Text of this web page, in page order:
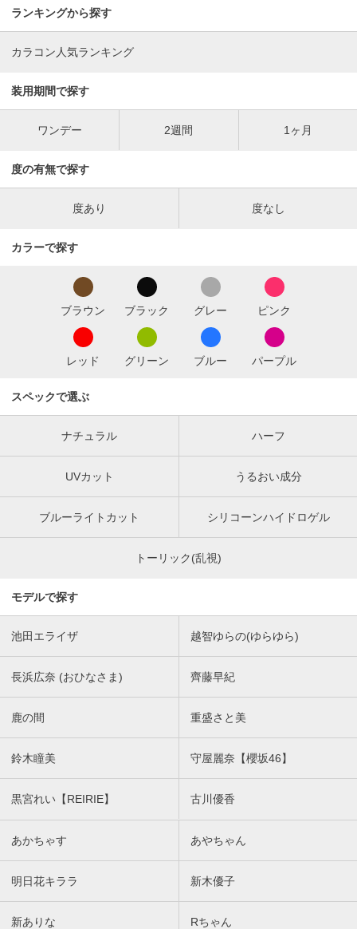
ランキングから探す
カラコン人気ランキング
装用期間で探す
ワンデー 2週間 1ヶ月
度の有無で探す
度あり 度なし
カラーで探す
ブラウン ブラック グレー ピンク
レッド グリーン ブルー パープル
スペックで選ぶ
ナチュラル ハーフ
UVカット うるおい成分
ブルーライトカット シリコーンハイドロゲル
トーリック(乱視)
モデルで探す
池田エライザ 越智ゆらの(ゆらゆら)
長浜広奈 (おひなさま) 齊藤早紀
鹿の間 重盛さと美
鈴木瞳美 守屋麗奈【櫻坂46】
黒宮れい【REIRIE】 古川優香
あかちゃす あやちゃん
明日花キララ 新木優子
新ありな Rちゃん